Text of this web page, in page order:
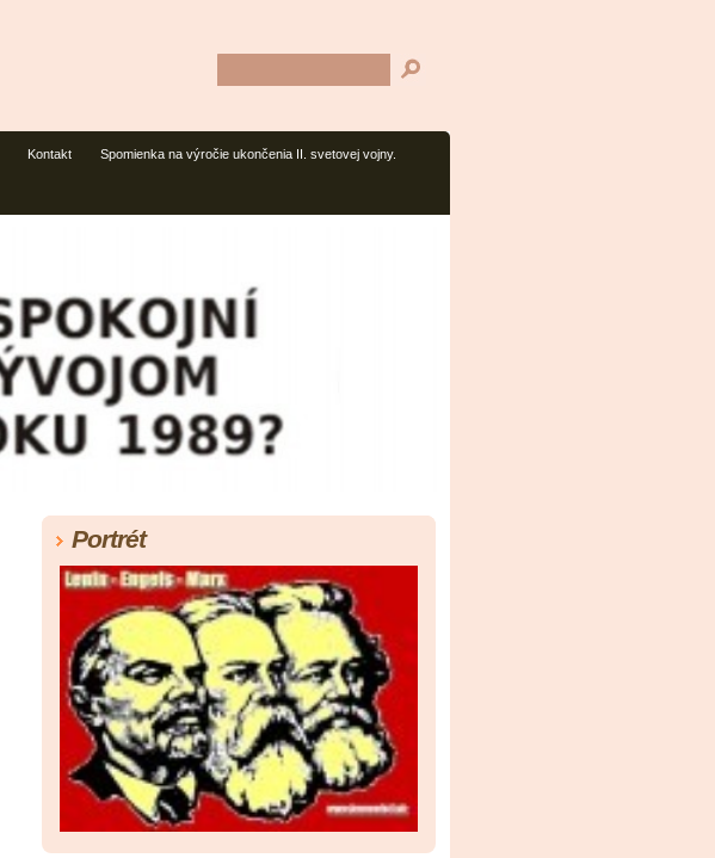
Kontakt Spomienka na výročie ukončenia II. svetovej vojny.
Portrét